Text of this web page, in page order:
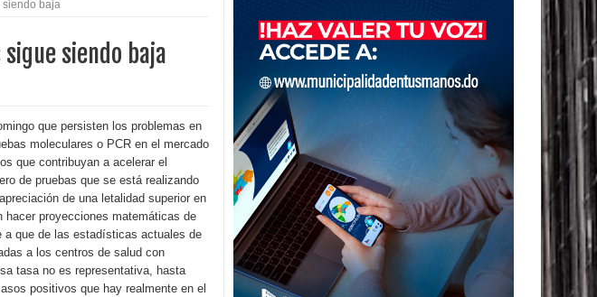
municipal
exige ley del
baja
siendo baja
que persisten los problemas en
moleculares o PCR en el mercado
que contribuyan a acelerar el
de pruebas que se está realizando
de una letalidad superior en
proyecciones matemáticas de
a que de las estadísticas actuales de
a los centros de salud con
tasa no es representativa, hasta
positivos que hay realmente en el